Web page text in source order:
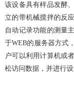
该设备具有样品发酵
立的带机械搅拌的反
自动记录功能的测量
于WEB的服务器方式
户可以利用计算机或
松访问数据，并进行设